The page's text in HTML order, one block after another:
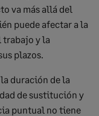
va más allá del
puede afectar a la
y la
plazos.
duración de la
de sustitución y
puntual no tiene